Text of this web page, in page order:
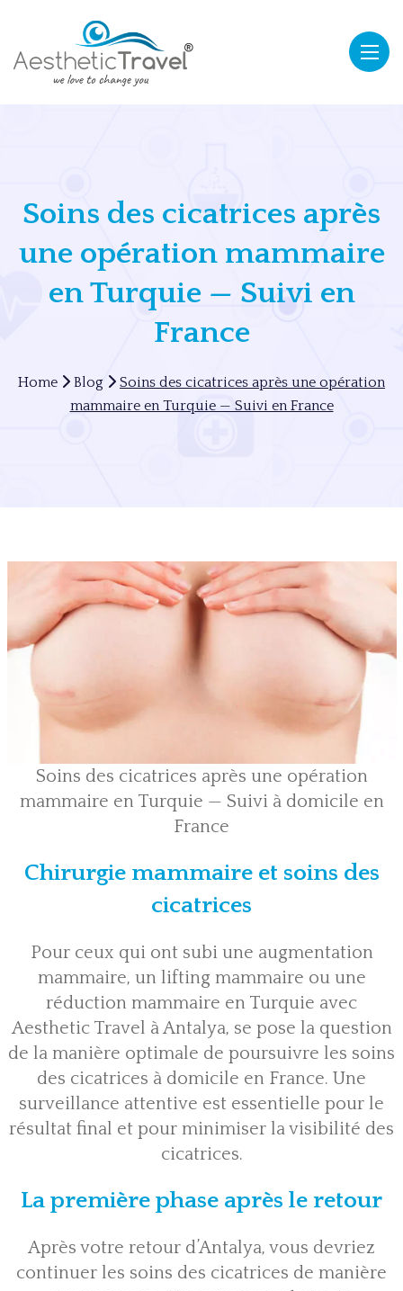
Soins des cicatrices après
une opération mammaire
en Turquie — Suivi en
France
Home Blog
Soins des cicatrices après une opération
mammaire en Turquie — Suivi en France
Soins des cicatrices après une opération
mammaire en Turquie — Suivi à domicile en
France
Chirurgie mammaire et soins des
cicatrices
Pour ceux qui ont subi une augmentation
mammaire, un lifting mammaire ou une
réduction mammaire en Turquie avec
Aesthetic Travel à Antalya, se pose la question
de la manière optimale de poursuivre les soins
des cicatrices à domicile en France. Une
surveillance attentive est essentielle pour le
résultat final et pour minimiser la visibilité des
cicatrices.
La première phase après le retour
Après votre retour d’Antalya, vous devriez
continuer les soins des cicatrices de manière